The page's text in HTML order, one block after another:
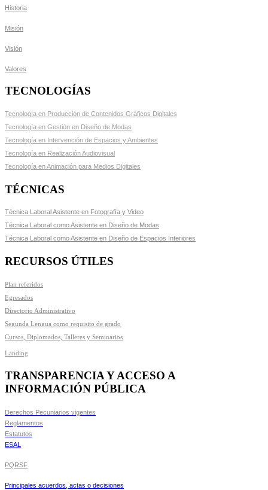
Historia
Misión
Visión
Valores
TECNOLOGÍAS
Tecnología en Producción de Contenidos Gráficos Digitales
Tecnología en Gestión en Diseño de Modas
Tecnología en Intervención de Espacios y Ambientes
Tecnología en Realización Audiovisual
Tecnología en Animación para Medios Digitales
TÉCNICAS
Técnica Laboral Asistente en Fotografía y Video
Técnica Laboral como Asistente en Diseño de Modas
Técnica Laboral como Asistente en Diseño de Espacios Interiores
RECURSOS ÚTILES
Plan referidos
Egresados
Directorio Administrativo
Segunda Lengua como requisito de grado
Cursos, Diplomados, Talleres y Seminarios
Landing
TRANSPARENCIA Y ACCESO A
INFORMACIÓN PÚBLICA
Derechos Pecuniarios vigentes
Reglamentos
Estatutos
ESAL
PQRSF
Principales acuerdos, actas o decisiones